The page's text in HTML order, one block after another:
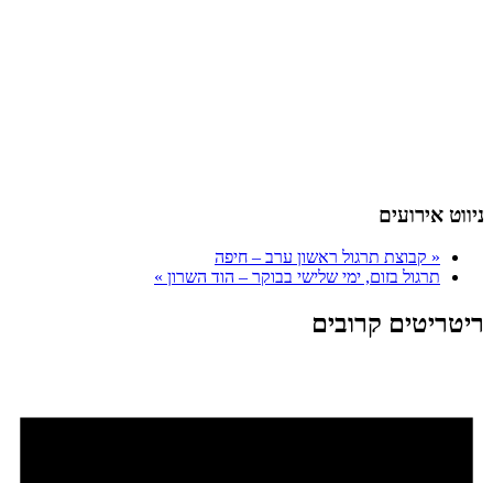
ניווט אירועים
« קבוצת תרגול ראשון ערב – חיפה
תרגול בזום, ימי שלישי בבוקר – הוד השרון »
ריטריטים קרובים